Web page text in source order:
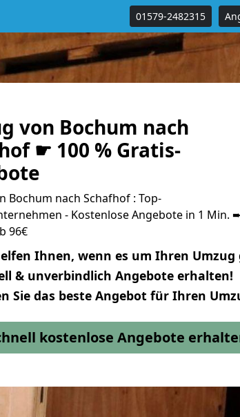
01579-2482315
von Bochum nach
☛ 100 % Gratis-
Bochum nach Schafhof : Top-
- Kostenlose Angebote in 1 Min. ➨
96€
Ihnen, wenn es um Ihren Umzug
& unverbindlich Angebote erhalten!
Sie das beste Angebot für Ihren
kostenlose Angebote